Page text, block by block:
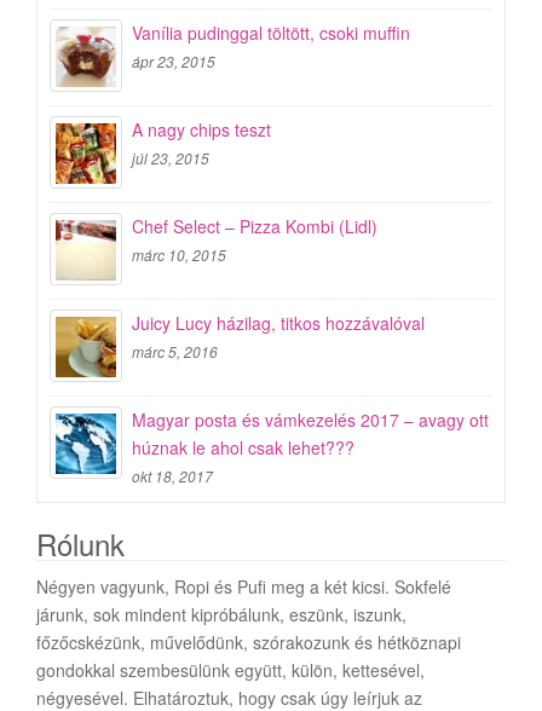
Vanília pudinggal töltött, csoki muffin
ápr 23, 2015
A nagy chips teszt
júl 23, 2015
Chef Select – Pizza Kombi (Lidl)
márc 10, 2015
Juicy Lucy házilag, titkos hozzávalóval
márc 5, 2016
Magyar posta és vámkezelés 2017 – avagy ott
húznak le ahol csak lehet???
okt 18, 2017
Rólunk
Négyen vagyunk, Ropi és Pufi meg a két kicsi. Sokfelé
járunk, sok mindent kipróbálunk, eszünk, iszunk,
főzőcskézünk, művelődünk, szórakozunk és hétköznapi
gondokkal szembesülünk együtt, külön, kettesével,
négyesével. Elhatároztuk, hogy csak úgy leírjuk az